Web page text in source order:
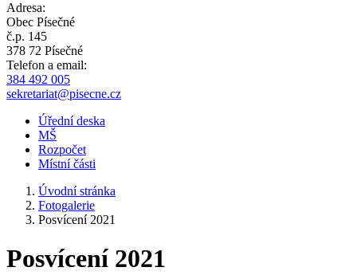
Adresa:
Obec Písečné
č.p. 145
378 72 Písečné
Telefon a email:
384 492 005
sekretariat@pisecne.cz
Úřední deska
MŠ
Rozpočet
Místní části
Úvodní stránka
Fotogalerie
Posvícení 2021
Posvícení 2021